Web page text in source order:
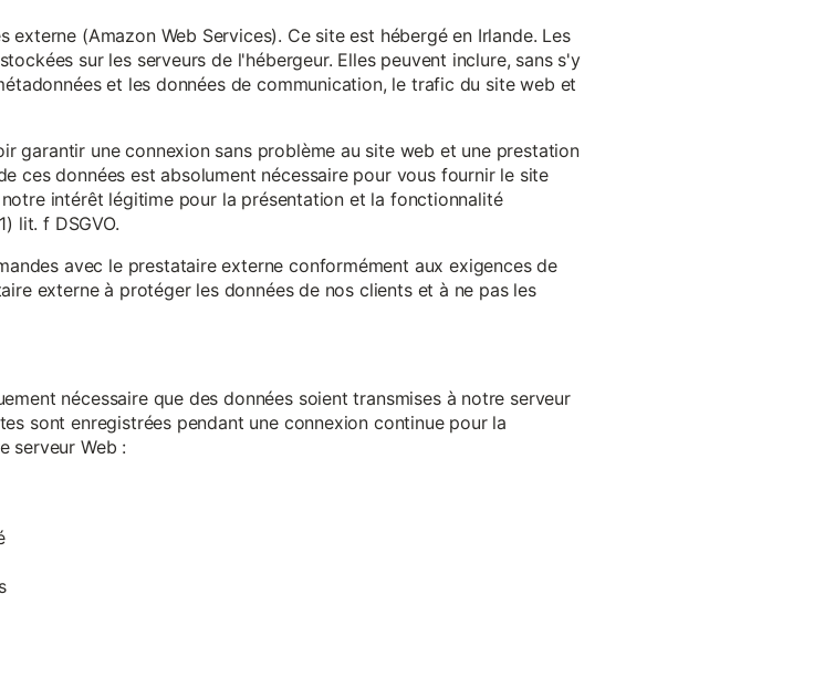
(Amazon Web Services). Ce site est hébergé en Irlande. Les
sur les serveurs de l'hébergeur. Elles peuvent inclure, sans s'y
et les données de communication, le trafic du site web et
garantir une connexion sans problème au site web et une prestation
ces données est absolument nécessaire pour vous fournir le site
intérêt légitime pour la présentation et la fonctionnalité
lit. f DSGVO.
avec le prestataire externe conformément aux exigences de
externe à protéger les données de nos clients et à ne pas les
nécessaire que des données soient transmises à notre serveur
sont enregistrées pendant une connexion continue pour la
serveur Web :